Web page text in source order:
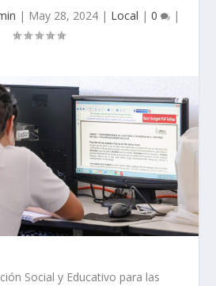
| May 28, 2024 | Local | 0 |
Social y Educativo para las